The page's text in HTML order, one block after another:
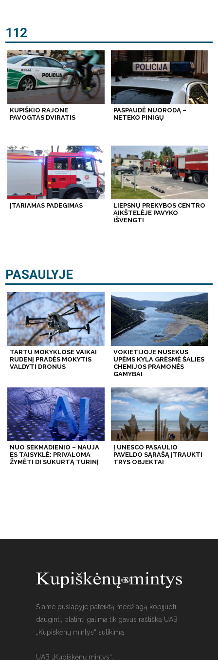
112
KUPIŠKIO RAJONE
PAVOGTAS DVIRATIS
PASPAUDĖ NUORODĄ –
NETEKO PINIGŲ
ĮTARIAMAS PADEGIMAS
LIEPSNŲ PREKYBOS CENTRO
AIKŠTELĖJE PAVYKO
IŠVENGTI
PASAULYJE
TARTU MOKYKLOSE VAIKAI
RUDENĮ PRADĖS MOKYTIS
VALDYTI DRONUS
VOKIETIJOJE NUSEKUS
UPĖMS KYLA GRĖSMĖ ŠALIES
CHEMIJOS PRAMONĖS
GAMYBAI
NUO SEKMADIENIO – NAUJA
ES TAISYKLĖ: PRIVALOMA
ŽYMĖTI DI SUKURTĄ TURINĮ
Į UNESCO PASAULIO
PAVELDO SĄRAŠĄ ĮTRAUKTI
TRYS OBJEKTAI
Šiame puslapyje pateiktą medžiagą kopijuoti,
dauginti, platinti galima tik gavus raštišką UAB
„Kupiškėnų mintys“ sutikimą.
UAB „Kupiškėnų mintys“,